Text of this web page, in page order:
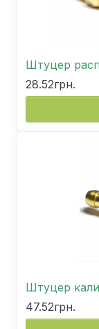
Штуцер
28.52грн.
Штуцер
47.52грн.